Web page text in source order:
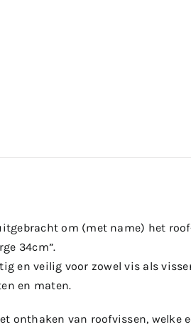
om (met name) het
34cm”.
en veilig voor zowel vis als
en maten.
onthaken van roofvissen, welke